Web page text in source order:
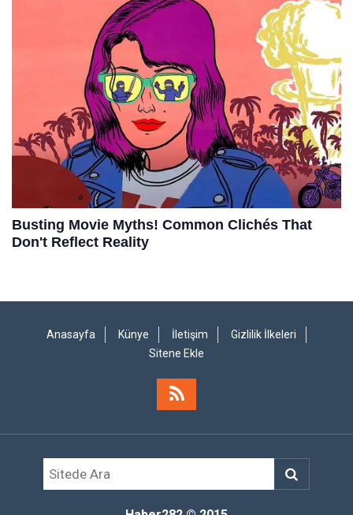
Anasayfa Künye İletişim
Gizlilik İlkeleri
Sitene Ekle